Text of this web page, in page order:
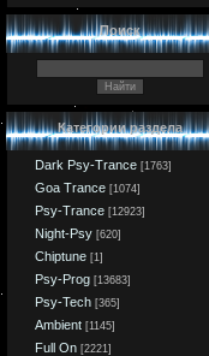
Поиск
Категории раздела
Dark Psy-Trance [1763]
Goa Trance [1074]
Psy-Trance [12923]
Night-Psy [620]
Chiptune [1]
Psy-Prog [13683]
Psy-Tech [365]
Ambient [1145]
Full On [2221]